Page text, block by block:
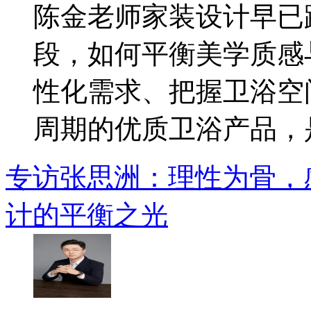
陈金老师家装设计早
段，如何平衡美学质
性化需求、把握卫浴
周期的优质卫浴产品，
专访张思洲：理性为骨
计的平衡之光